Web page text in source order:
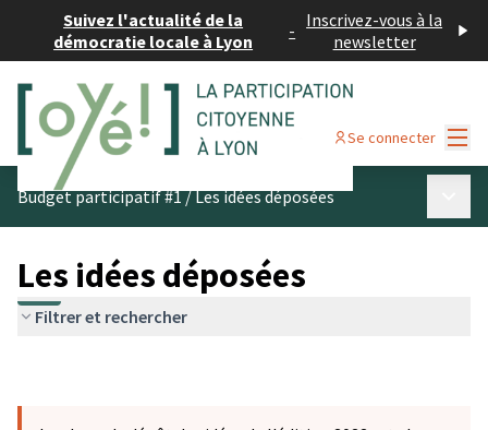
Suivez l'actualité de la
démocratie locale à Lyon
- Inscrivez-vous à la
newsletter
Se connecter
Budget participatif #1/Les idées déposées
Les idées déposées
Filtrer et rechercher